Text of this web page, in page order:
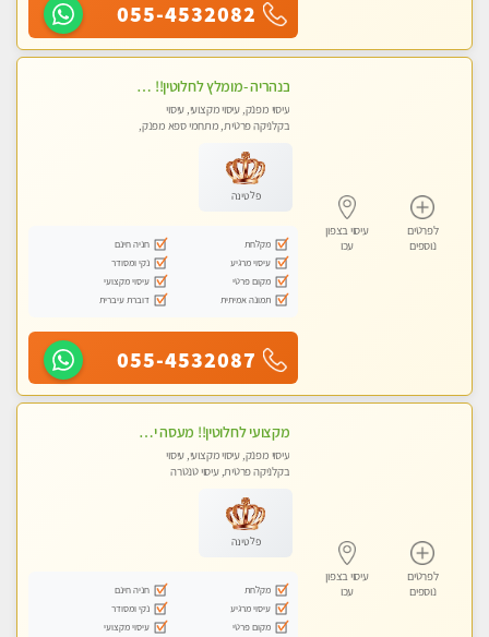
055-4532082
לפרטים
נוספים
עיסוי בצפון
עכו
בנהריה -מומלץ לחלוטין!! מעסה יפה איכותית מקצועית ומפנקת מאוד פרטי מומלץ בחום
עיסוי מפנק, עיסוי מקצועי, עיסוי
בקלניקה פרטית, מתחמי ספא מפנק,
פלטינה
מקלחת
חניה חינם
עיסוי מרגיע
נקי ומסודר
מקום פרטי
עיסוי מקצועי
תמונה אמיתית
דוברת עיברית
055-4532087
לפרטים
נוספים
עיסוי בצפון
עכו
מקצועי לחלוטין!! מעסה יפה איכותית מקצועית ומפנקת מאוד פרטי מומלץ בחום.עיסוי מפנק מאוווד.
עיסוי מפנק, עיסוי מקצועי, עיסוי
בקלניקה פרטית, עיסוי טנטרה
פלטינה
מקלחת
חניה חינם
עיסוי מרגיע
נקי ומסודר
מקום פרטי
עיסוי מקצועי